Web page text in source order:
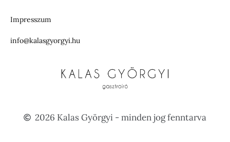
Impresszum
info@kalasgyorgyi.hu
2026 Kalas Györgyi - minden jog fenntarva